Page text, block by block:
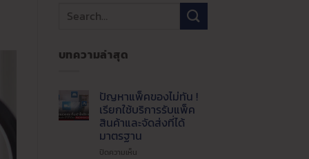
บทความล่าสุด
ปัญหาแพ็คของไม่ทัน !
เรียกใช้บริการรับแพ็ค
สินค้าและจัดส่งที่ได้
มาตรฐาน
ปิดความเห็นบน